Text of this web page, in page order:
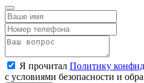
Oldsmobile
Opel
Panoz
Я прочитал Политику
с условиями безопасности и